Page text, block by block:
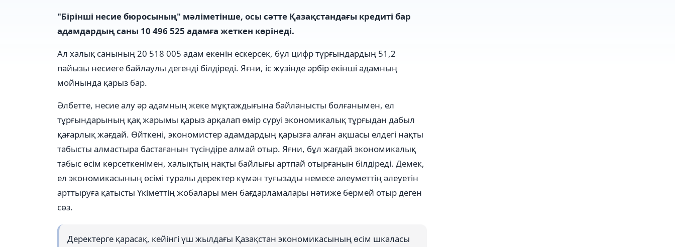
"Бірінші несие бюросының" мәліметінше, осы сәтте Қазақстандағы кредиті бар
адамдардың саны 10 496 525 адамға жеткен көрінеді.
Ал халық санының 20 518 005 адам екенін ескерсек, бұл цифр тұрғындардың 51,2
пайызы несиеге байлаулы дегенді білдіреді. Яғни, іс жүзінде әрбір екінші адамның
мойнында қарыз бар.
Әлбетте, несие алу әр адамның жеке мұқтаждығына байланысты болғанымен, ел
тұрғындарының қақ жарымы қарыз арқалап өмір сүруі экономикалық тұрғыдан дабыл
қағарлық жағдай. Өйткені, экономистер адамдардың қарызға алған ақшасы елдегі нақты
табысты алмастыра бастағанын түсіндіре алмай отыр. Яғни, бұл жағдай экономикалық
табыс өсім көрсеткенімен, халықтың нақты байлығы артпай отырғанын білдіреді. Демек,
ел экономикасының өсімі туралы деректер күмән туғызады немесе әлеуметтің әлеуетін
арттыруға қатысты Үкіметтің жобалары мен бағдарламалары нәтиже бермей отыр деген
сөз.
Деректерге қарасақ, кейінгі үш жылдағы Қазақстан экономикасының өсім шкаласы